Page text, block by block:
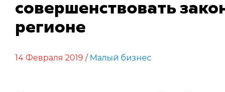
совершенствовать
регионе
14 Февраля 2019 / Малый бизнес